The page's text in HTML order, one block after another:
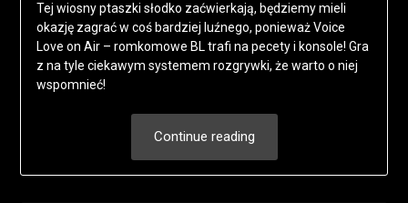
Tej wiosny ptaszki słodko zaćwierkają, będziemy mieli
okazję zagrać w coś bardziej luźnego, ponieważ Voice
Love on Air – romkomowe BL trafi na pecety i konsole! Gra
z na tyle ciekawym systemem rozgrywki, że warto o niej
wspomnieć!
Continue reading